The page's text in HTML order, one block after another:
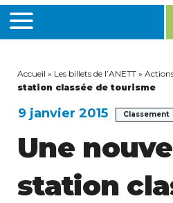
MENU
Accueil » Les billets de l’ANETT »
station classée de tourisme
9 janvier 2015 Classement
Une
station